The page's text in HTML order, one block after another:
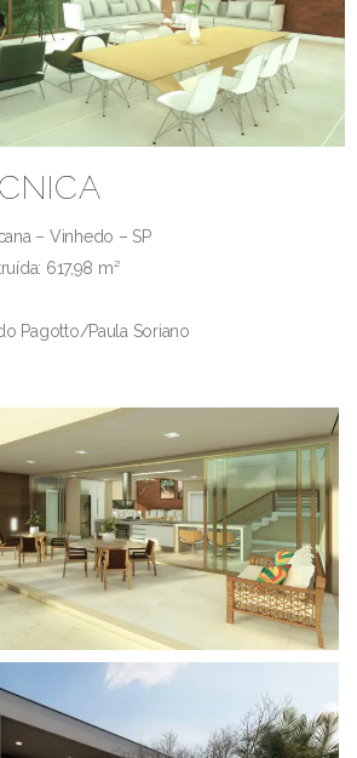
– Vinhedo – SP
617,98 m²
Pagotto/Paula Soriano